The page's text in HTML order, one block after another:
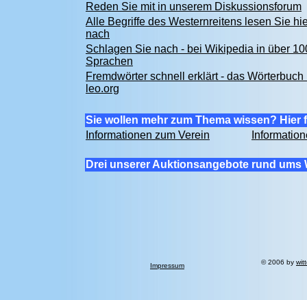
Reden Sie mit in unserem Diskussionsforum
Alle Begriffe des Westernreitens lesen Sie
nach
Schlagen Sie nach - bei Wikipedia in über
Sprachen
Fremdwörter schnell erklärt - das Wörterbuch
leo.org
Sie wollen mehr zum Thema wissen? Hier
Informationen zum Verein
Drei unserer Auktionsangebote rund ums
Impressum © 2006 by